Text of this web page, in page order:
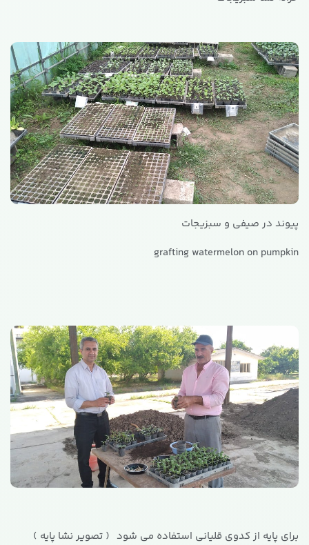
پیوند در صیفی و سبزیجات
grafting watermelon on pumpkin
برای پایه از کدوی قلیانی استفاده می شود ( تصویر نشا پایه )